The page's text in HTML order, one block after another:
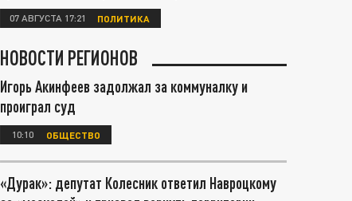
07 АВГУСТА 17:21 ПОЛИТИКА
НОВОСТИ РЕГИОНОВ
Игорь Акинфеев задолжал за коммуналку и
проиграл суд
10:10 ОБЩЕСТВО
«Дурак»: депутат Колесник ответил Навроцкому